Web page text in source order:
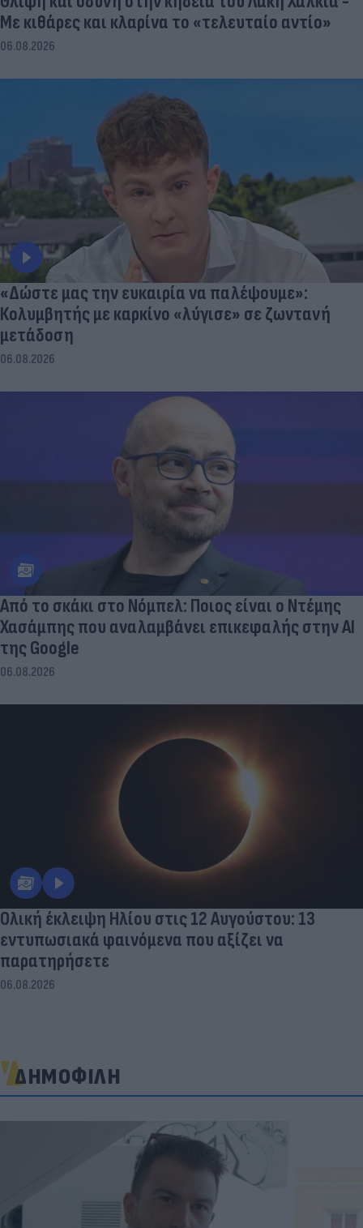
Με κιθάρες και κλαρίνα το «τελευταίο αντίο»
06.08.2026
«Δώστε μας την ευκαιρία να παλέψουμε»:
Κολυμβητής με καρκίνο «λύγισε» σε ζωντανή
μετάδοση
06.08.2026
Από το σκάκι στο Νόμπελ: Ποιος είναι ο Ντέμης
Χασάμπης που αναλαμβάνει επικεφαλής στην ΑΙ
της Google
06.08.2026
Ολική έκλειψη Ηλίου στις 12 Αυγούστου: 13
εντυπωσιακά φαινόμενα που αξίζει να
παρατηρήσετε
06.08.2026
ΔΗΜΟΦΙΛΗ